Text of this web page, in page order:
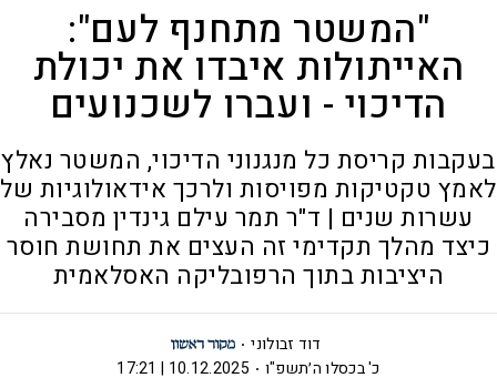
"המשטר מתחנף לעם":
האייתולות איבדו את יכולת
הדיכוי - ועברו לשכנועים
בעקבות קריסת כל מנגנוני הדיכוי, המשטר נאלץ
לאמץ טקטיקות מפויסות ולרכך אידאולוגיות של
עשרות שנים | ד"ר תמר עילם גינדין מסבירה
כיצד מהלך תקדימי זה העצים את תחושת חוסר
היציבות בתוך הרפובליקה האסלאמית
דוד זבולוני
כ' בכסלו ה׳תשפ"ו
10.12.2025 | 17:21